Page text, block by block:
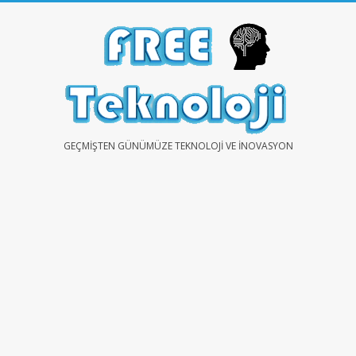
FREEGEÇMIŞTEN GÜNÜMÜZE TEKNOLOJI VE İNOVASYON